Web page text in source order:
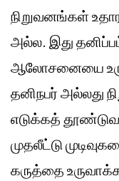
நிறுவனங்கள்
அல்ல. இது
ஆலோசனையை
தனிநபர் அல்லது
எடுக்கத்
முதலீட்டு
கருத்தை